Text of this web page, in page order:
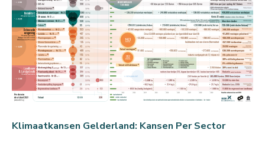
Klimaatkansen Gelderland: Kansen Per Sector